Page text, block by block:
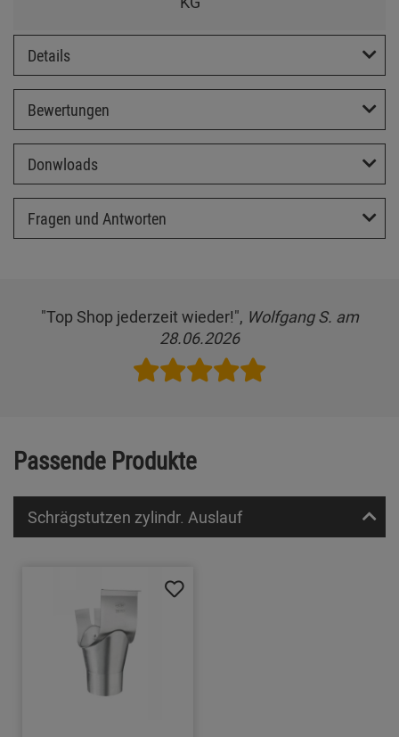
Details
Bewertungen
Donwloads
Fragen und Antworten
"Top Shop jederzeit wieder!", Wolfgang S. am
28.06.2026
Passende Produkte
Schrägstutzen zylindr. Auslauf